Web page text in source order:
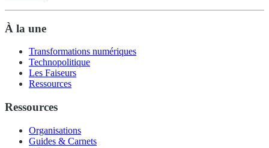
À la une
Transformations numériques
Technopolitique
Les Faiseurs
Ressources
Ressources
Organisations
Guides & Carnets